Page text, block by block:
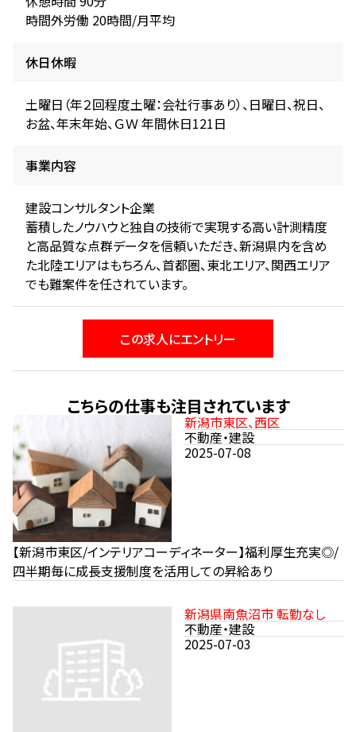
時間外労働 20時間/月平均
休日休暇
土曜日（年２回程度土曜：会社行事あり）、日曜日、祝日、
お盆、年末年始、ＧＷ 年間休日121日
事業内容
建設コンサルタント企業
蓄積したノウハウと独自の技術で実現する高い計測精度
と高品質な点群データを信頼いただき、新潟県内を含め
た北陸エリアはもちろん、首都圏、東北エリア、関西エリア
でも難案件を任されています。
この求人にエントリー
こちらの仕事も注目されています
新潟市東区、西区
不動産・建設
2025-07-08
【新潟市東区/インテリアコーディネーター】福利厚生充実◎/
四半期毎に成長支援制度を活用しての昇給あり
新潟県南魚沼市 転勤なし
不動産・建設
2025-07-03